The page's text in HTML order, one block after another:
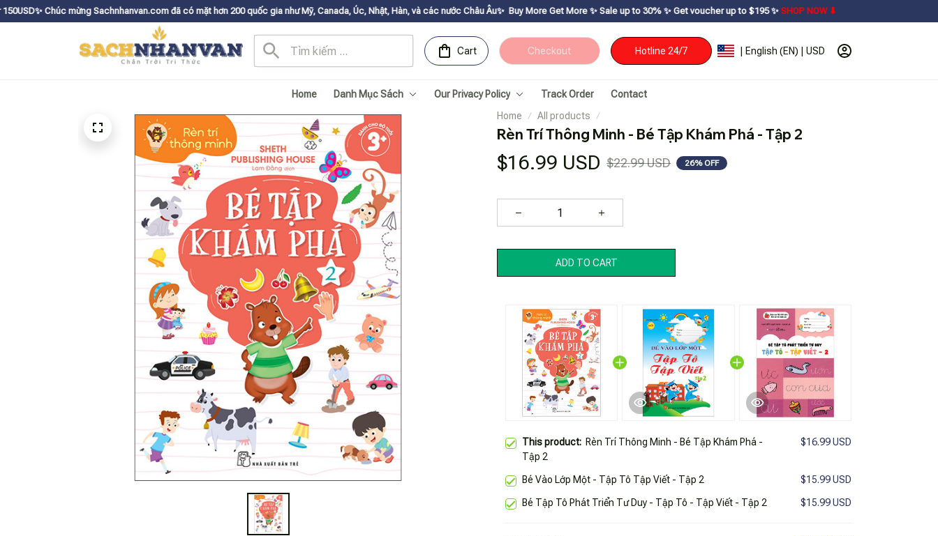
Sachnhanvan.com đã có mặt hơn 200 quốc gia như Mỹ, Canada, Úc, Nhật, Hàn, và các nước Châu Âu✨ Buy More Get Moreㅤ ✨ㅤ Sale up to 30% ㅤ✨ㅤ Get voucher up to $195ㅤ ✨ㅤSHOP NOW ⬇
Cart Checkout Hotline 24/7 | English (EN) | USD
Home Danh Mục Sách Our Privacy Policy Track Order
Contact
Home
All products
Rèn Trí Thông Minh - Bé Tập Khám Phá - Tập 2
$16.99 USD $22.99 USD 26% OFF
ADD TO CART
This product: Rèn Trí Thông Minh - Bé Tập Khám Phá -
Tập 2
$16.99 USD
Bé Vào Lớp Một - Tập Tô Tập Viết - Tập 2 $15.99 USD
Bé Tập Tô Phát Triển Tư Duy - Tập Tô - Tập Viết - Tập 2 $15.99 USD